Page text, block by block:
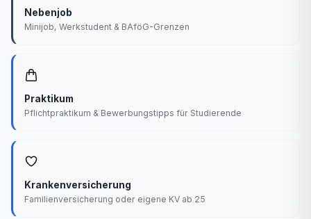
Nebenjob
Minijob, Werkstudent & BAföG-Grenzen
Praktikum
Pflichtpraktikum & Bewerbungstipps für Studierende
Krankenversicherung
Familienversicherung oder eigene KV ab 25